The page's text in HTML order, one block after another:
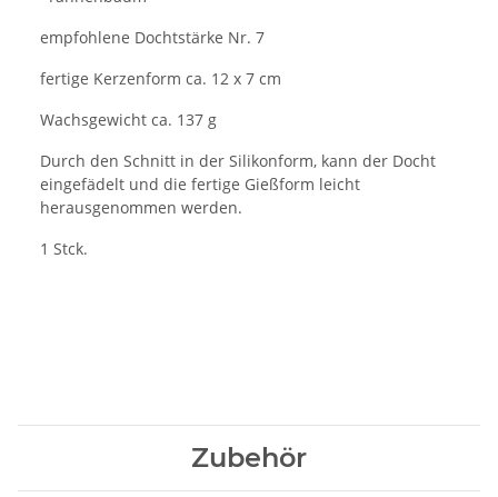
empfohlene Dochtstärke Nr. 7
fertige Kerzenform ca. 12 x 7 cm
Wachsgewicht ca. 137 g
Durch den Schnitt in der Silikonform, kann der Docht
eingefädelt und die fertige Gießform leicht
herausgenommen werden.
1 Stck.
Zubehör